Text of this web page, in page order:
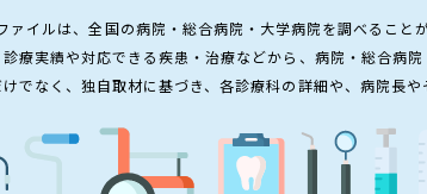
ァイルは、全国の病院・総合病院・大学病院を調べること
療実績や対応できる疾患・治療などから、病院・総合病院
でなく、独自取材に基づき、各診療科の詳細や、病院長や